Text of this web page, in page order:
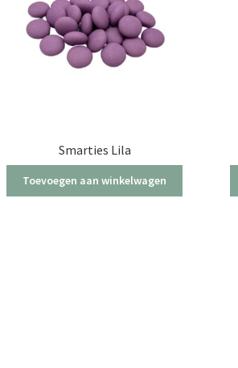
Smarties Lila
Toevoegen aan winkelwagen